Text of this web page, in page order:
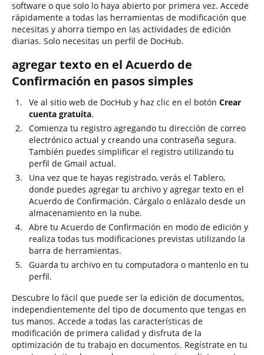
software o que solo lo haya abierto por primera vez. Accede
rápidamente a todas las herramientas de modificación que
necesitas y ahorra tiempo en las actividades de edición
diarias. Solo necesitas un perfil de DocHub.
agregar texto en el Acuerdo de
Confirmación en pasos simples
Ve al sitio web de DocHub y haz clic en el botón Crear
cuenta gratuita.
Comienza tu registro agregando tu dirección de correo
electrónico actual y creando una contraseña segura.
También puedes simplificar el registro utilizando tu
perfil de Gmail actual.
Una vez que te hayas registrado, verás el Tablero,
donde puedes agregar tu archivo y agregar texto en el
Acuerdo de Confirmación. Cárgalo o enlázalo desde un
almacenamiento en la nube.
Abre tu Acuerdo de Confirmación en modo de edición y
realiza todas tus modificaciones previstas utilizando la
barra de herramientas.
Guarda tu archivo en tu computadora o mantenlo en tu
perfil.
Descubre lo fácil que puede ser la edición de documentos,
independientemente del tipo de documento que tengas en
tus manos. Accede a todas las características de
modificación de primera calidad y disfruta de la
optimización de tu trabajo en documentos. Regístrate en tu